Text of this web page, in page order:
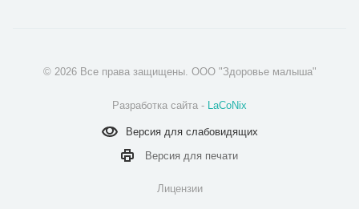
© 2026 Все права защищены. ООО "Здоровье малыша"
Разработка сайта - LaCoNix
Версия дляслабовидящих
Версия для печати
Лицензии